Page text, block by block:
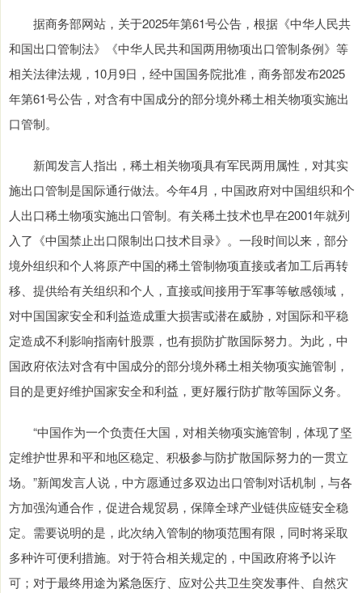
据商务部网站，关于2025年第61号公告，根据《中华人民共
和国出口管制法》《中华人民共和国两用物项出口管制条例》等
相关法律法规，10月9日，经中国国务院批准，商务部发布2025
年第61号公告，对含有中国成分的部分境外稀土相关物项实施出
口管制。
新闻发言人指出，稀土相关物项具有军民两用属性，对其实
施出口管制是国际通行做法。今年4月，中国政府对中国组织和个
人出口稀土物项实施出口管制。有关稀土技术也早在2001年就列
入了《中国禁止出口限制出口技术目录》。一段时间以来，部分
境外组织和个人将原产中国的稀土管制物项直接或者加工后再转
移、提供给有关组织和个人，直接或间接用于军事等敏感领域，
对中国国家安全和利益造成重大损害或潜在威胁，对国际和平稳
定造成不利影响指南针股票，也有损防扩散国际努力。为此，中
国政府依法对含有中国成分的部分境外稀土相关物项实施管制，
目的是更好维护国家安全和利益，更好履行防扩散等国际义务。
“中国作为一个负责任大国，对相关物项实施管制，体现了坚
定维护世界和平和地区稳定、积极参与防扩散国际努力的一贯立
场。”新闻发言人说，中方愿通过多双边出口管制对话机制，与各
方加强沟通合作，促进合规贸易，保障全球产业链供应链安全稳
定。需要说明的是，此次纳入管制的物项范围有限，同时将采取
多种许可便利措施。对于符合相关规定的，中国政府将予以许
可；对于最终用途为紧急医疗、应对公共卫生突发事件、自然灾